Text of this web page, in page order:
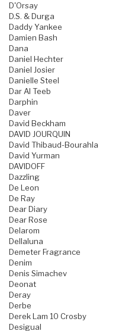
D'Orsay
D.S. & Durga
Daddy Yankee
Damien Bash
Dana
Daniel Hechter
Daniel Josier
Danielle Steel
Dar Al Teeb
Darphin
Daver
David Beckham
DAVID JOURQUIN
David Thibaud-Bourahla
David Yurman
DAVIDOFF
Dazzling
De Leon
De Ray
Dear Diary
Dear Rose
Delarom
Dellaluna
Demeter Fragrance
Denim
Denis Simachev
Deonat
Deray
Derbe
Derek Lam 10 Crosby
Desigual